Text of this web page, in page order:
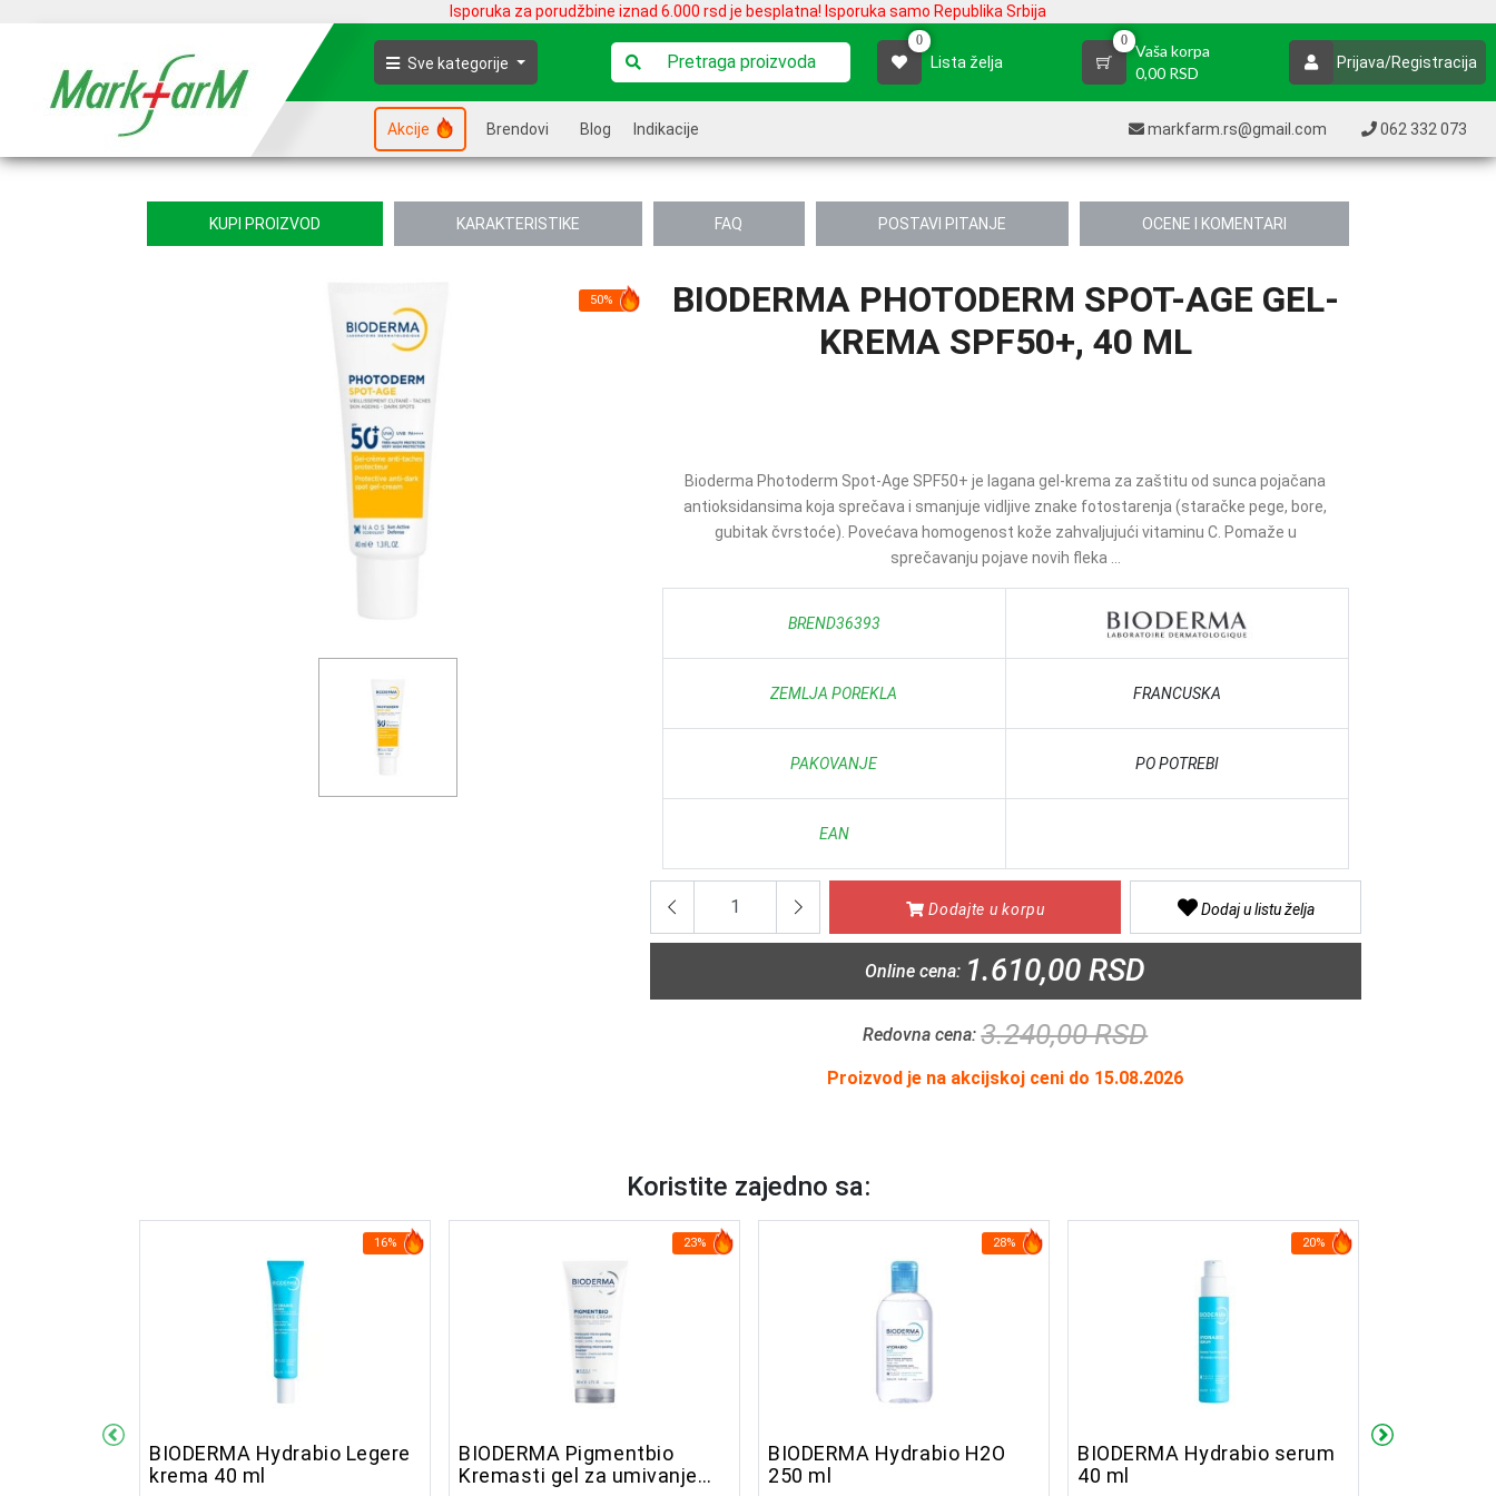
Isporuka za porudžbine iznad 6.000 rsd je besplatna! Isporuka samo Republika Srbija
Sve kategorije
0
Lista želja
0
Vaša korpa
0,00 RSD
Prijava/Registracija
Akcije Brendovi Blog Indikacije markfarm.rs@gmail.com 062 332 073
KUPI PROIZVOD KARAKTERISTIKE FAQ POSTAVI PITANJE OCENE I KOMENTARI
50%
BIODERMA PHOTODERM SPOT-AGE GEL-
KREMA SPF50+, 40 ML
Bioderma Photoderm Spot-Age SPF50+ je lagana gel-krema za zaštitu od sunca pojačana
antioksidansima koja sprečava i smanjuje vidljive znake fotostarenja (staračke pege, bore,
gubitak čvrstoće). Povećava homogenost kože zahvaljujući vitaminu C. Pomaže u
sprečavanju pojave novih fleka ...
BREND36393
ZEMLJA POREKLA FRANCUSKA
PAKOVANJE PO POTREBI
EAN
Dodajte u korpu Dodaj u listu želja
Online cena: 1.610,00 RSD
Redovna cena:3.240,00 RSD
Proizvod je na akcijskoj ceni do 15.08.2026
Koristite zajedno sa:
16%
BIODERMA Hydrabio Legere
krema 40 ml
23%
BIODERMA Pigmentbio
Kremasti gel za umivanje
28%
BIODERMA Hydrabio H2O
250 ml
20%
BIODERMA Hydrabio serum
40 ml